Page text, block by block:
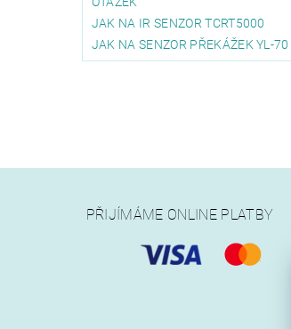
JAK NA IR SENZOR TCRT5000
JAK NA SENZOR PŘEKÁŽEK YL-70
PŘIJÍMÁME ONLINE PLATBY